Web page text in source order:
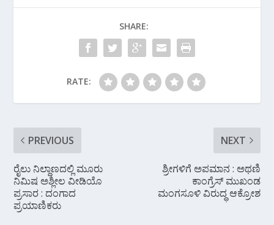
o A
p
p
a
m
SHARE:
RATE:
PREVIOUS
ರೈಲು ನಿಲ್ದಾಣದಲ್ಲಿ ಮೂರು
ನಿಮಿಷ ಅಶ್ಲೀಲ ವೀಡಿಯೊ
ಪ್ರಸಾರ : ದಂಗಾದ
ಪ್ರಯಾಣಿಕರು
NEXT
ಶ್ರೀಗಳಿಗೆ ಅಪಮಾನ : ಅಥಣಿ
ಕಾಂಗ್ರೆಸ್ ಮುಖಂಡ
ಮಂಗಸೂಳಿ ವಿರುದ್ಧ ಆಕ್ರೋಶ